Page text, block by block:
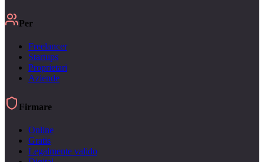
Per
Freelancer
Startups
Proprietari
Aziende
Firmare
Online
Gratis
Legalmente valido